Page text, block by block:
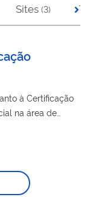
Sites (3)
de Entidade Beneficente de Assistência Social na área de
e gratuita.